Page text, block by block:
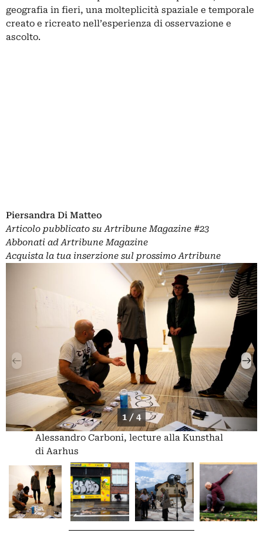
geografia in fieri, una molteplicità spaziale e temporale
creato e ricreato nell’esperienza di osservazione e
ascolto.
Piersandra Di Matteo
Articolo pubblicato suArtribune Magazine #23
Abbonati ad Artribune Magazine
Acquista la tua inserzione sul prossimo Artribune
1 / 4
Alessandro Carboni, lecture alla Kunsthal
di Aarhus